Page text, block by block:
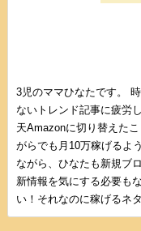
3児のママひなたです。
ないトレンド記事に疲労
天Amazonに切り替えた
がらでも月10万稼げるよ
ながら、ひなたも新規ブ
新情報を気にする必要も
い！それなのに稼げるネ